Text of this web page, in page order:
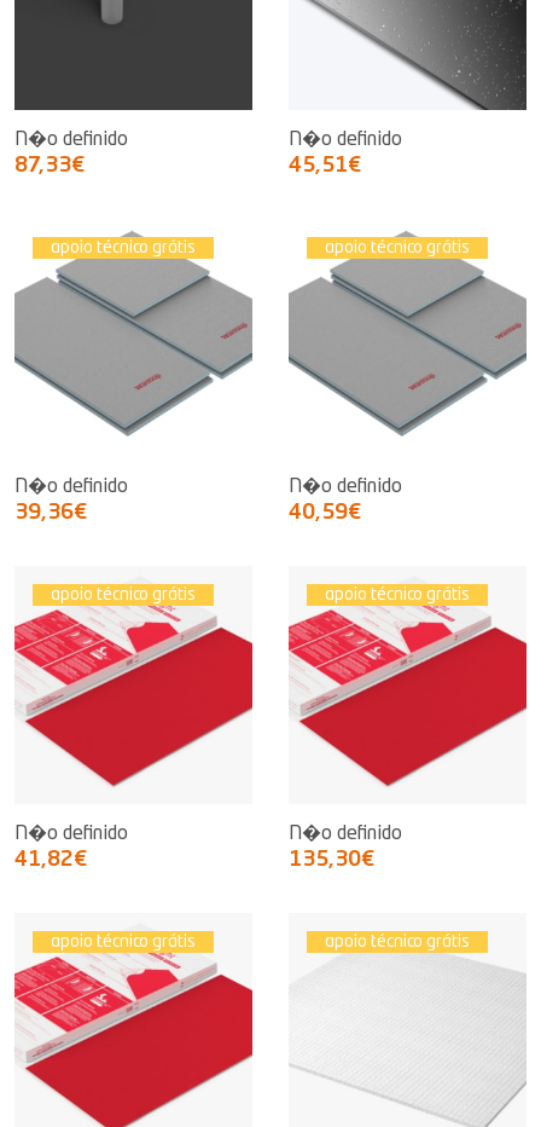
N�o definido
87,33€
N�o definido
45,51€
apoio técnico grátis
N�o definido
39,36€
apoio técnico grátis
N�o definido
40,59€
apoio técnico grátis
N�o definido
41,82€
apoio técnico grátis
N�o definido
135,30€
apoio técnico grátis apoio técnico grátis